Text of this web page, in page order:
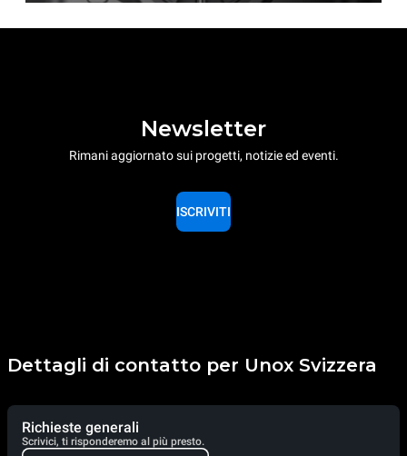
Newsletter
Rimani aggiornato sui progetti, notizie ed eventi.
ISCRIVITI
Dettagli di contatto per Unox Svizzera
Richieste generali
Scrivici, ti risponderemo al più presto.